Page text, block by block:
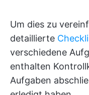
Um dies zu
detaillierte
verschiedene
enthalten
Aufgaben